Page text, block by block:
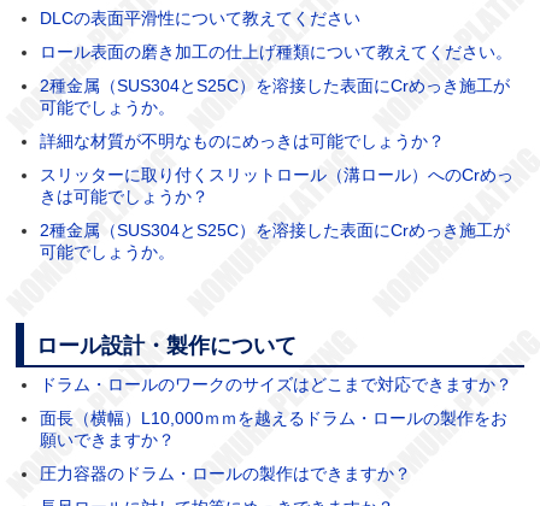
DLCの表面平滑性について教えてください
ロール表面の磨き加工の仕上げ種類について教えてください。
2種金属（SUS304とS25C）を溶接した表面にCrめっき施工が
可能でしょうか。
詳細な材質が不明なものにめっきは可能でしょうか？
スリッターに取り付くスリットロール（溝ロール）へのCrめっ
きは可能でしょうか？
2種金属（SUS304とS25C）を溶接した表面にCrめっき施工が
可能でしょうか。
ロール設計・製作について
ドラム・ロールのワークのサイズはどこまで対応できますか？
面長（横幅）L10,000ｍｍを越えるドラム・ロールの製作をお
願いできますか？
圧力容器のドラム・ロールの製作はできますか？